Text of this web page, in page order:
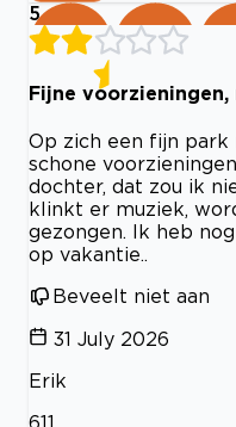
5
Fijne
Op zich een fijn
schone
dochter, dat zou ik
klinkt er muziek,
gezongen. Ik heb
op vakantie..
Beveelt niet aan
31 July 2026
Erik
611